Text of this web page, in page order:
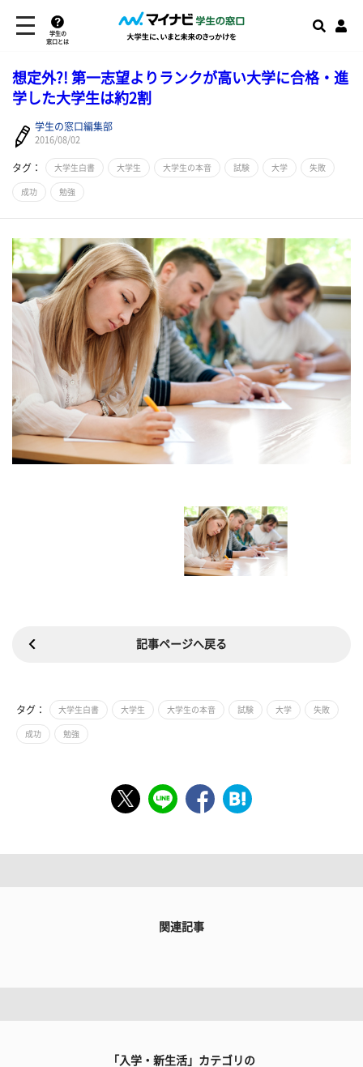
学生の
窓口とは
想定外?! 第一志望よりランクが高い大学に合格・進
学した大学生は約2割
学生の窓口編集部
2016/08/02
タグ： 大学生白書 大学生 大学生の本音 試験 大学 失敗
成功 勉強
記事ページへ戻る
タグ： 大学生白書 大学生 大学生の本音 試験 大学 失敗
成功 勉強
関連記事
「入学・新生活」カテゴリの